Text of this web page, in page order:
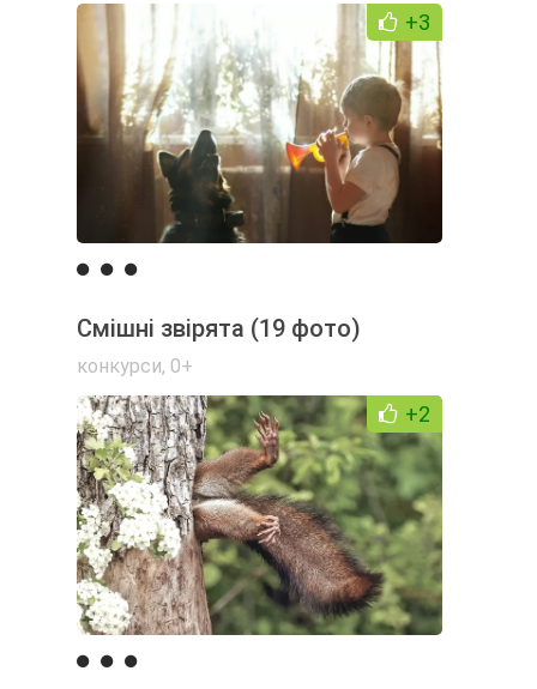
+3
Смішні звірята (19 фото)
конкурси, 0+
+2